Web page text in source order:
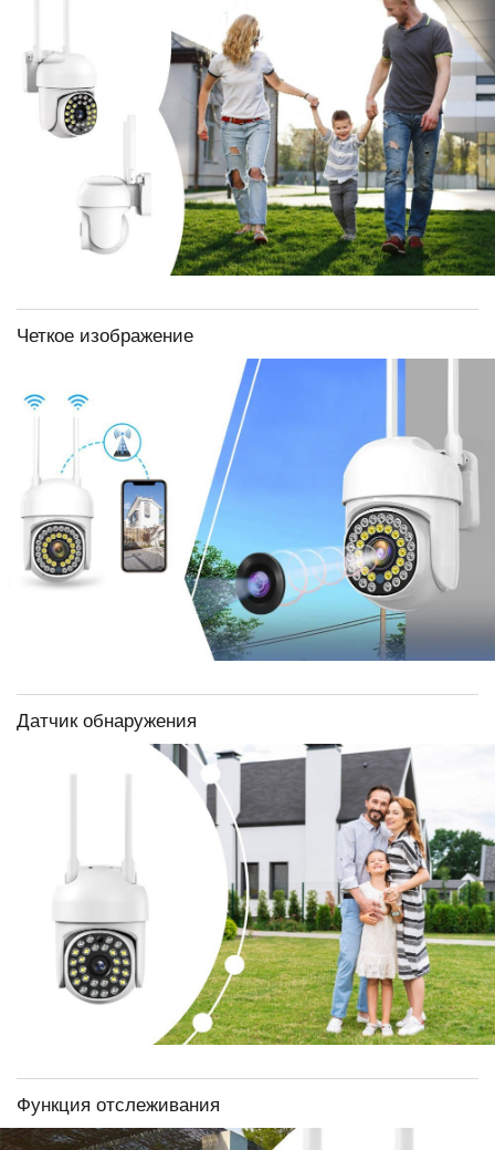
Четкое изображение
Датчик обнаружения
Функция отслеживания